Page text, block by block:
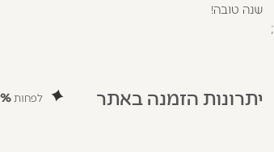
שנה טובה!
;
יתרונות הזמנה באתר לפחות